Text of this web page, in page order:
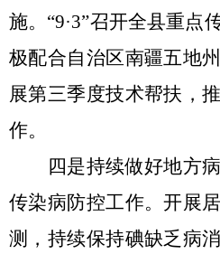
施。 “9·3”召开全县重点
极配合自治区南疆五地
展第三季度技术帮扶，
作。
四是持续做好地方
传染病防控工作。开展
测，持续保持碘缺乏病